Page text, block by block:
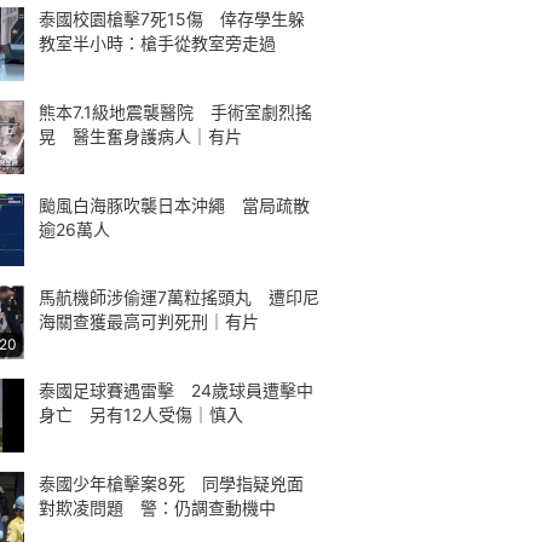
泰國校園槍擊7死15傷 倖存學生躲
教室半小時：槍手從教室旁走過
熊本7.1級地震襲醫院 手術室劇烈搖
晃 醫生奮身護病人｜有片
颱風白海豚吹襲日本沖繩 當局疏散
逾26萬人
馬航機師涉偷運7萬粒搖頭丸 遭印尼
海關查獲最高可判死刑｜有片
泰國足球賽遇雷擊 24歲球員遭擊中
身亡 另有12人受傷｜慎入
泰國少年槍擊案8死 同學指疑兇面
對欺凌問題 警：仍調查動機中